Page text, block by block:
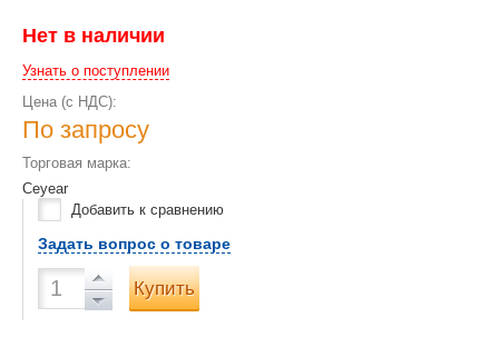
Нет в наличии
Узнать о поступлении
Цена (с НДС):
По запросу
Торговая марка:
Ceyear
Добавить к сравнению
Задать вопрос о товаре
Купить